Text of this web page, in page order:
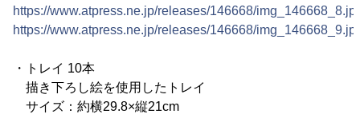
https://www.atpress.ne.jp/releases/146668/
https://www.atpress.ne.jp/releases/146668/
・トレイ 10本
描き下ろし絵を使用したトレイ
サイズ：約横29.8×縦21cm